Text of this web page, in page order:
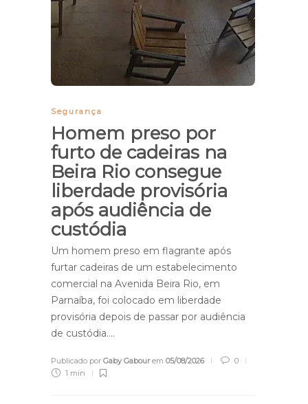
Segurança
Homem preso por
furto de cadeiras na
Beira Rio consegue
liberdade provisória
após audiência de
custódia
Um homem preso em flagrante após
furtar cadeiras de um estabelecimento
comercial na Avenida Beira Rio, em
Parnaíba, foi colocado em liberdade
provisória depois de passar por audiência
de custódia….
Publicado por Gaby Gabourem 05/08/2026
0
1 min